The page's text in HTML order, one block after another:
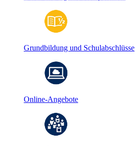
Grundbildung und Schulabschlüsse
Online-Angebote